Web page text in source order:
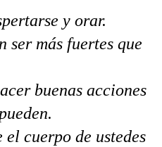
y orar.
ser más fuertes que
buenas acciones
cuerpo de ustedes